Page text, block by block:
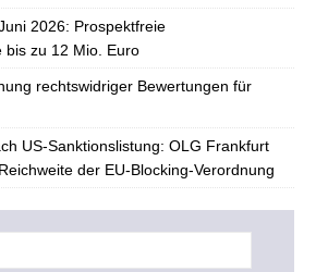
2026: Prospektfreie
bis zu 12 Mio. Euro
rechtswidriger Bewertungen für
US-Sanktionslistung: OLG Frankfurt
der EU-Blocking-Verordnung